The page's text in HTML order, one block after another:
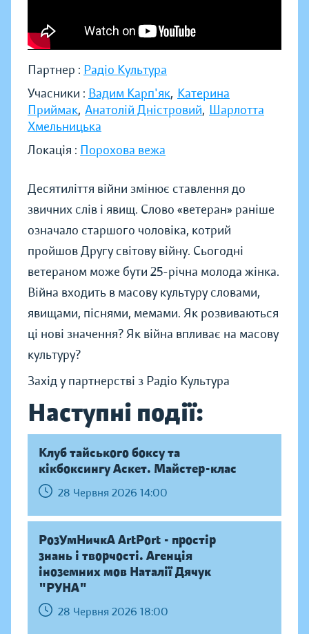
Партнер : Радіо Культура
Учасники : Вадим Карп'як, Катерина
Приймак, Анатолій Дністровий, Шарлотта
Хмельницька
Локація : Порохова вежа
Десятиліття війни змінює ставлення до
звичних слів і явищ. Слово «ветеран» раніше
означало старшого чоловіка, котрий
пройшов Другу світову війну. Сьогодні
ветераном може бути 25-річна молода жінка.
Війна входить в масову культуру словами,
явищами, піснями, мемами. Як розвиваються
ці нові значення? Як війна впливає на масову
культуру?
Захід у партнерстві з Радіо Культура
Наступні події:
Клуб тайського боксу та
кікбоксингу Аскет. Майстер-клас
28 Червня 2026 14:00
РозУмНичкА ArtPort - простір
знань і творчості. Агенція
іноземних мов Наталії Дячук
"РУНА"
28 Червня 2026 18:00